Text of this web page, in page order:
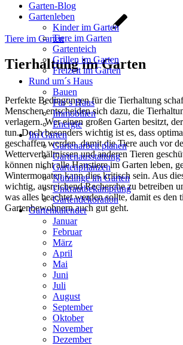
Garten-Blog
Gartenleben
Kinder im Garten
Tiere im Garten
Gartenteich
Grillen im Garten
Freizeit im Garten
Rund um´s Haus
Bauen
Für´s Haus
Immobilien
Energie
Im Garten
Gartenarbeit planen
Gartenausstattung
Gartenpflanzen
Nützlinge im Garten
Unkrautbekämpfung
Gartendekoration
Gartenkalender
Januar
Februar
März
April
Mai
Juni
Juli
August
September
Oktober
November
Dezember
Tiere im Garten
Tierhaltung im Garten
Perfekte Bedingungen für die Tierhaltung
Menschen entscheiden sich dazu, die
verlagern. Wer einen großen Garten besitzt,
tun. Doch besonders wichtig ist es, dass
geschaffen werden, damit die Tiere auch vor
Wetterverhältnissen und anderen Tieren
können nicht alle Haustiere im Garten leben,
Wintermonaten kann dies kritisch sein. Aus
wichtig, ausreichend Recherche zu betreiben
was alles beachtet werden sollte, damit es den
Gartenbewohnern auch gut geht.